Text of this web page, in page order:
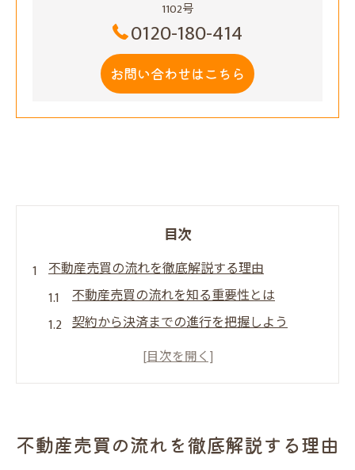
1102号
0120-180-414
お問い合わせはこちら
目次
不動産売買の流れを徹底解説する理由
不動産売買の流れを知る重要性とは
契約から決済までの進行を把握しよう
不動産売買で失敗しないための基本知識
信頼できる情報で不動産売買を成功へ導く
不動産売買の流れを徹底解説する理由